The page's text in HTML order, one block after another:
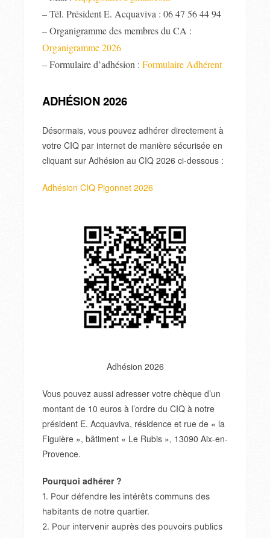
– Tél. Président E. Acquaviva : 06 47 56 44 94
– Organigramme des membres du CA :
Organigramme 2026
– Formulaire d’adhésion : Formulaire Adhérent
ADHÉSION 2026
Désormais, vous pouvez adhérer directement à
votre CIQ par internet de manière sécurisée en
cliquant sur Adhésion au CIQ 2026 ci-dessous :
Adhésion CIQ Pigonnet 2026
Adhésion 2026
Vous pouvez aussi adresser votre chèque d’un
montant de 10 euros à l’ordre du CIQ à notre
président E. Acquaviva, résidence et rue de « la
Figuière », bâtiment « Le Rubis », 13090 Aix-en-
Provence.
Pourquoi adhérer ?
1. Pour défendre les intérêts communs des
habitants de notre quartier.
2. Pour intervenir auprès des pouvoirs publics